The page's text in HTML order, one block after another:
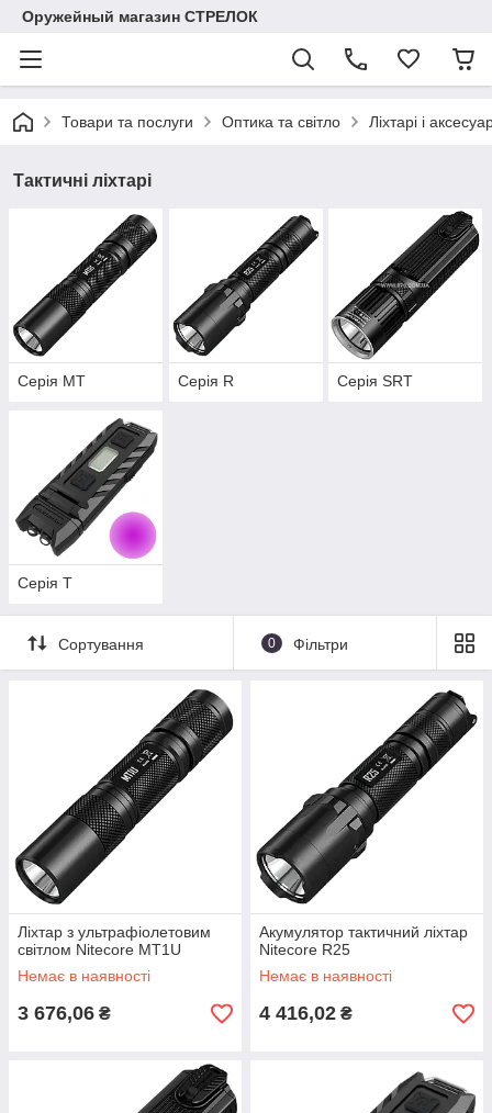
Оружейный магазин СТРЕЛОК
Товари та послуги Оптика та світло Ліхтарі і
Тактичні ліхтарі
Серія MT Серія R Серія SRT
Серія T
Сортування 0 Фільтри
Ліхтар з ультрафіолетовим
світлом Nitecore MT1U
Немає в наявності
3 676,06 ₴
Акумулятор тактичний ліхтар
Nitecore R25
Немає в наявності
4 416,02 ₴